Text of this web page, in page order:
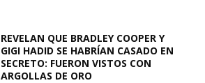
REVELAN QUE BRADLEY COOPER Y
GIGI HADID SE HABRÍAN CASADO EN
SECRETO: FUERON VISTOS CON
ARGOLLAS DE ORO